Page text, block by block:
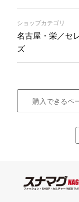
ショップカテゴリ
名古屋・栄／セ
ズ
購入できるペ